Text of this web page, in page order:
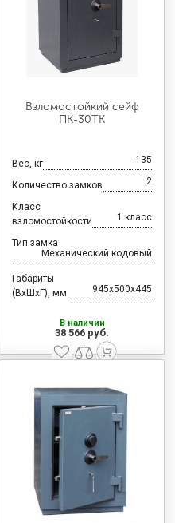
Взломостойкий сейф
ПК-30ТК
Вес, кг 135
Количество замков 2
Класс
взломостойкости
1 класс
Тип замка
Механический кодовый
Габариты
(ВхШхГ), мм
945x500x445
В наличии
38 566 руб.